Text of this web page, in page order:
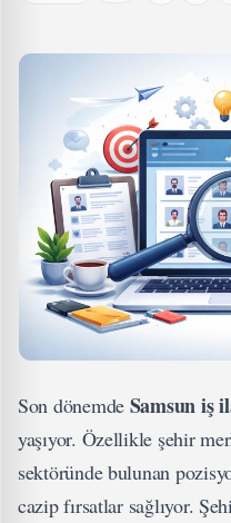
Son dönemde Samsun iş
yaşıyor. Özellikle şehir
sektöründe bulunan
cazip fırsatlar sağlıyor.